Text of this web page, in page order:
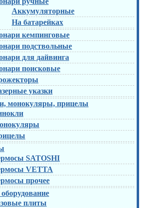
Аккумуляторные
На батарейках
кемпинговые
подствольные
для дайвинга
поисковые
указки
монокуляры, прицелы
SATOSHI
VETTA
прочее
оборудование
плиты